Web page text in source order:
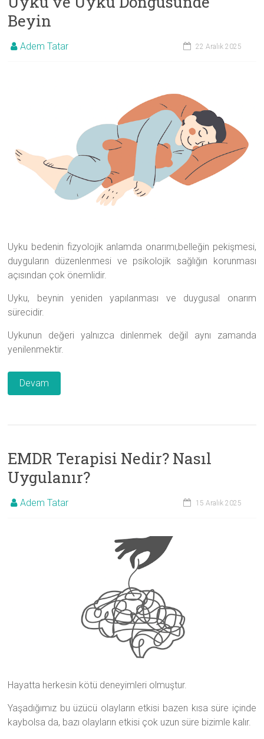
Beyin
Adem Tatar 22 Aralık 2025
Uyku bedenin fizyolojik anlamda onarımı,belleğin pekişmesi,
duyguların düzenlenmesi ve psikolojik sağlığın korunması
açısından çok önemlidir.
Uyku, beynin yeniden yapılanması ve duygusal onarım
sürecidir.
Uykunun değeri yalnızca dinlenmek değil aynı zamanda
yenilenmektir.
Devam
EMDR Terapisi Nedir? Nasıl
Uygulanır?
Adem Tatar 15 Aralık 2025
Hayatta herkesin kötü deneyimleri olmuştur.
Yaşadığımız bu üzücü olayların etkisi bazen kısa süre içinde
kaybolsa da, bazı olayların etkisi çok uzun süre bizimle kalır.